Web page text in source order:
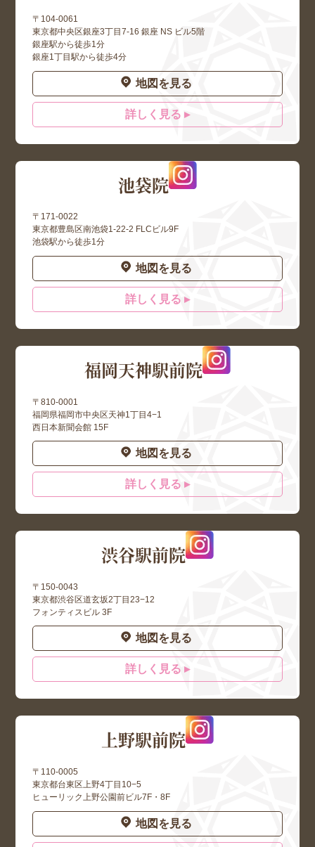
〒104-0061
東京都中央区銀座3丁目7-16 銀座 NS ビル5階
銀座駅から徒歩1分
銀座1丁目駅から徒歩4分
地図を見る
詳しく見る ▸
池袋院
〒171-0022
東京都豊島区南池袋1-22-2 FLCビル9F
池袋駅から徒歩1分
地図を見る
詳しく見る ▸
福岡天神駅前院
〒810-0001
福岡県福岡市中央区天神1丁目4−1
西日本新聞会館 15F
地図を見る
詳しく見る ▸
渋谷駅前院
〒150-0043
東京都渋谷区道玄坂2丁目23−12
フォンティスビル 3F
地図を見る
詳しく見る ▸
上野駅前院
〒110-0005
東京都台東区上野4丁目10−5
ヒューリック上野公園前ビル7F・8F
地図を見る